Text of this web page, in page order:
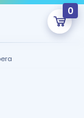
0
eğitim seni